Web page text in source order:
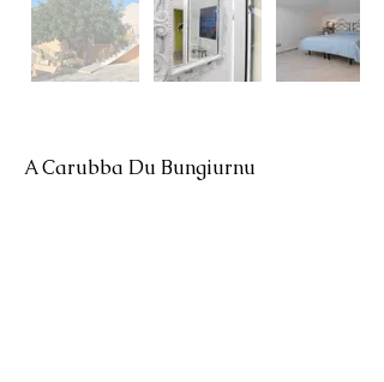
A Carubba Du Bungiurnu